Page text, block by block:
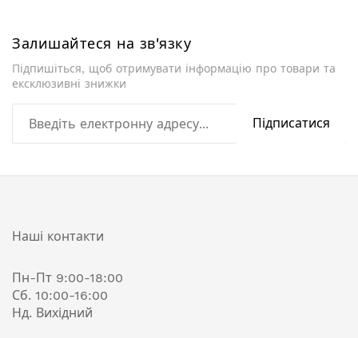
Залишайтеся на зв'язку
Підпишіться, щоб отримувати інформацію про товари та
ексклюзивні знижки
Підписатися
Наші контакти
Пн-Пт 9:00-18:00
Сб. 10:00-16:00
Нд. Вихідний